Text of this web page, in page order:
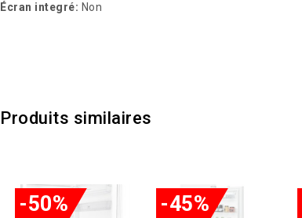
Écran integré: Non
Produits similaires
-50% -45%